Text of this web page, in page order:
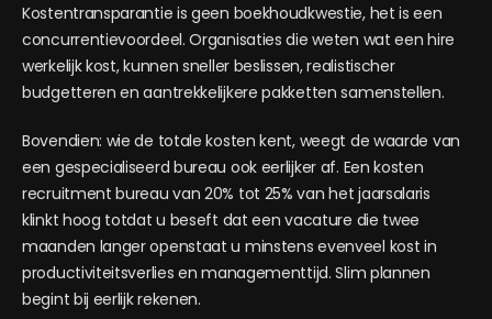
Kostentransparantie is geen boekhoudkwestie, het is een
concurrentievoordeel. Organisaties die weten wat een hire
werkelijk kost, kunnen sneller beslissen, realistischer
budgetteren en aantrekkelijkere pakketten samenstellen.
Bovendien: wie de totale kosten kent, weegt de waarde van
een gespecialiseerd bureau ook eerlijker af. Een kosten
recruitment bureau van 20% tot 25% van het jaarsalaris
klinkt hoog totdat u beseft dat een vacature die twee
maanden langer openstaat u minstens evenveel kost in
productiviteitsverlies en managementtijd. Slim plannen
begint bij eerlijk rekenen.